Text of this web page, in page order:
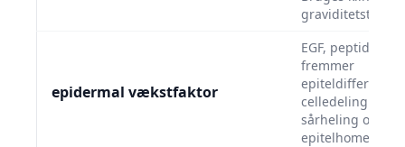
graviditetstest.
epidermal vækstfaktor
EGF,
fremmer
celledeling.
sårheling og